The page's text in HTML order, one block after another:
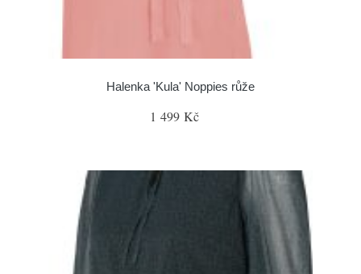
Halenka 'Kula' Noppies růže
1 499 Kč